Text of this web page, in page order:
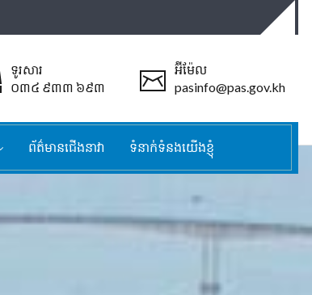
ទូរសារ
០៣៤ ៩៣៣ ៦៩៣
អ៊ីម៉ែល
pasinfo@pas.gov.kh
ព័ត៌មានជើងនាវា ទំនាក់ទំនងយើងខ្ញុំ